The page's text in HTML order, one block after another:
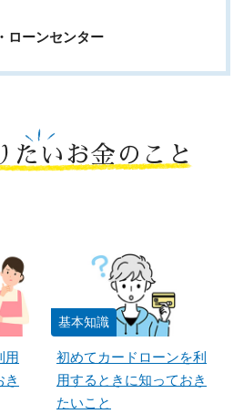
ローンセンター
たいお金のこと
用
き
基本知識
初めてカードローンを利
用するときに知っておき
たいこと